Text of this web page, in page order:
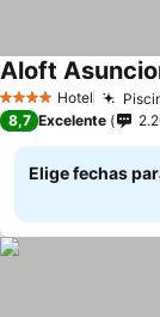
4 EstrellasHotel
Aloft
8,7 Excelente
Elige fechas